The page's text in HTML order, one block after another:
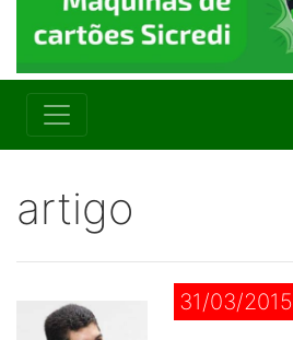
artigo
31/03/2015